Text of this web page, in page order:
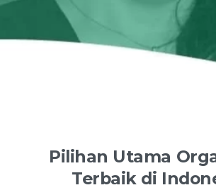
Pilihan Utama
Terbaik di